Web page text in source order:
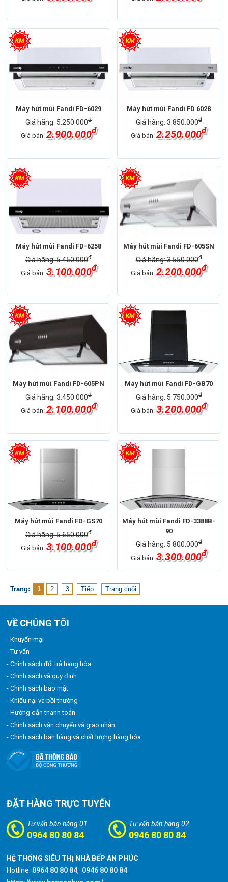
Máy hút mùi Fandi FD-6029
Giá hãng: 5.250.000đ
Giá bán: 2.900.000đ
Máy hút mùi Fandi FD 6028
Giá hãng: 3.850.000đ
Giá bán:2.250.000đ
Máy hút mùi Fandi FD-6258
Giá hãng: 5.450.000đ
Giá bán: 3.100.000đ
Máy hút mùi Fandi FD-605SN
Giá hãng: 3.550.000đ
Giá bán:2.200.000đ
Máy hút mùi Fandi FD-605PN
Giá hãng: 3.450.000đ
Giá bán: 2.100.000đ
Máy hút mùi Fandi FD-GB70
Giá hãng: 5.750.000đ
Giá bán:3.200.000đ
Máy hút mùi Fandi FD-GS70
Giá hãng: 5.650.000đ
Giá bán: 3.100.000đ
Máy hút mùi Fandi FD-3388B-
90
Giá hãng: 5.800.000đ
Giá bán:3.300.000đ
Trang: 1 2 3 Tiếp Trang cuối
VỀ CHÚNG TÔI
- Khuyến mại
- Tư vấn
- Chính sách đổi trả hàng hóa
- Chính sách và quy định
- Chính sách bảo mật
- Khiếu nại và bồi thường
- Hướng dẫn thanh toán
- Chính sách vận chuyển và giao nhận
- Chính sách bán hàng và chất lượng hàng hóa
ĐẶT HÀNG TRỰC TUYẾN
Tư vấn bán hàng 01
0964 80 80 84
Tư vấn bán hàng 02
0946 80 80 84
HỆ THỐNG SIÊU THỊ NHÀ BẾP AN PHÚC
Hotline: 0964 80 80 84, 0946 80 80 84